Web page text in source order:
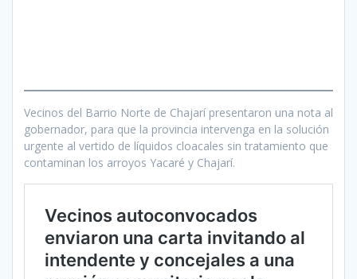
Vecinos del Barrio Norte de Chajarí presentaron una nota al
gobernador, para que la provincia intervenga en la solución
urgente al vertido de líquidos cloacales sin tratamiento que
contaminan los arroyos Yacaré y Chajarí.